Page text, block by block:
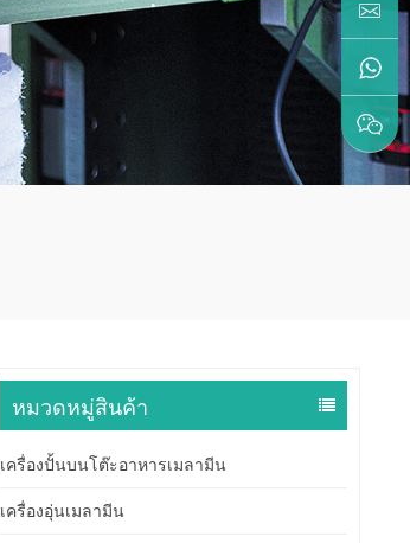
หมวดหมู่สินค้า
เครื่องปั้นบนโต๊ะอาหารเมลามีน
เครื่องอุ่นเมลามีน
+86-
595-
22216883
+86